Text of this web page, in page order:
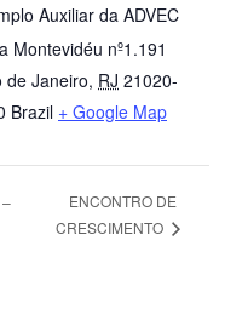
Auxiliar da ADVEC
Montevidéu nº1.191
de Janeiro, RJ 21020-
Brazil + Google Map
ENCONTRO DE
CRESCIMENTO